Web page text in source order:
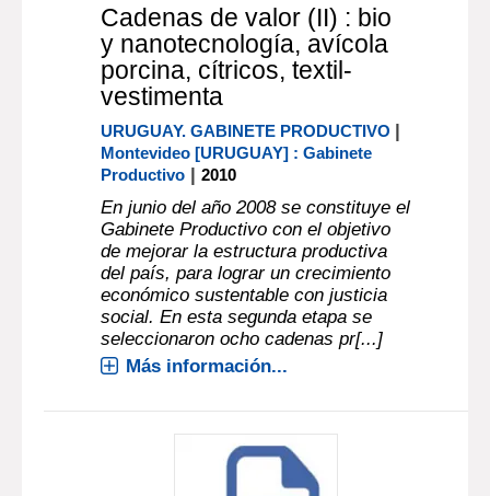
Cadenas de valor (II) : bio
y nanotecnología, avícola
porcina, cítricos, textil-
vestimenta
URUGUAY. GABINETE PRODUCTIVO |
Montevideo [URUGUAY] : Gabinete
Productivo |2010
En junio del año 2008 se constituye el
Gabinete Productivo con el objetivo
de mejorar la estructura productiva
del país, para lograr un crecimiento
económico sustentable con justicia
social. En esta segunda etapa se
seleccionaron ocho cadenas pr[...]
Más información...